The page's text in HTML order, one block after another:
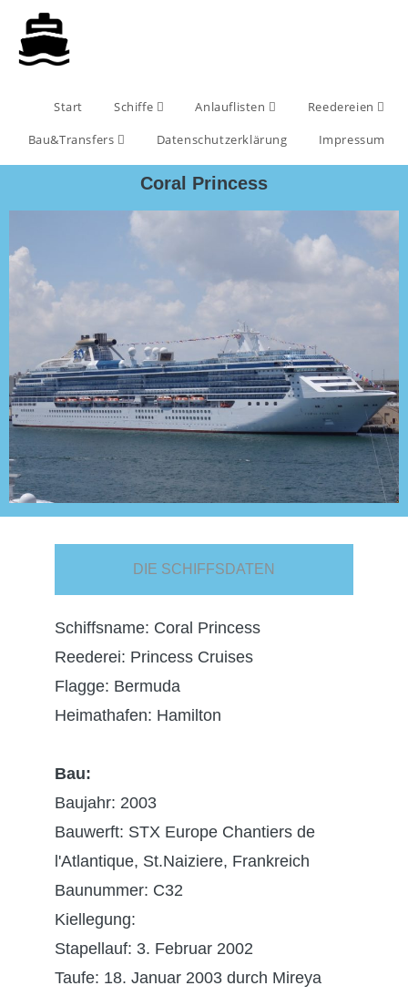
Start Schiffe Anlauflisten
Reedereien
Bau&Transfers
Datenschutzerklärung Impressum
Coral Princess
DIE SCHIFFSDATEN
Schiffsname: Coral Princess
Reederei: Princess Cruises
Flagge: Bermuda
Heimathafen: Hamilton
Bau:
Baujahr: 2003
Bauwerft: STX Europe Chantiers de
l'Atlantique, St.Naiziere, Frankreich
Baunummer: C32
Kiellegung:
Stapellauf: 3. Februar 2002
Taufe: 18. Januar 2003 durch Mireya